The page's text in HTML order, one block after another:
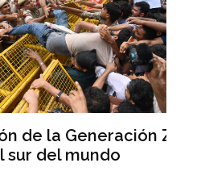
la Generación Z
mundo